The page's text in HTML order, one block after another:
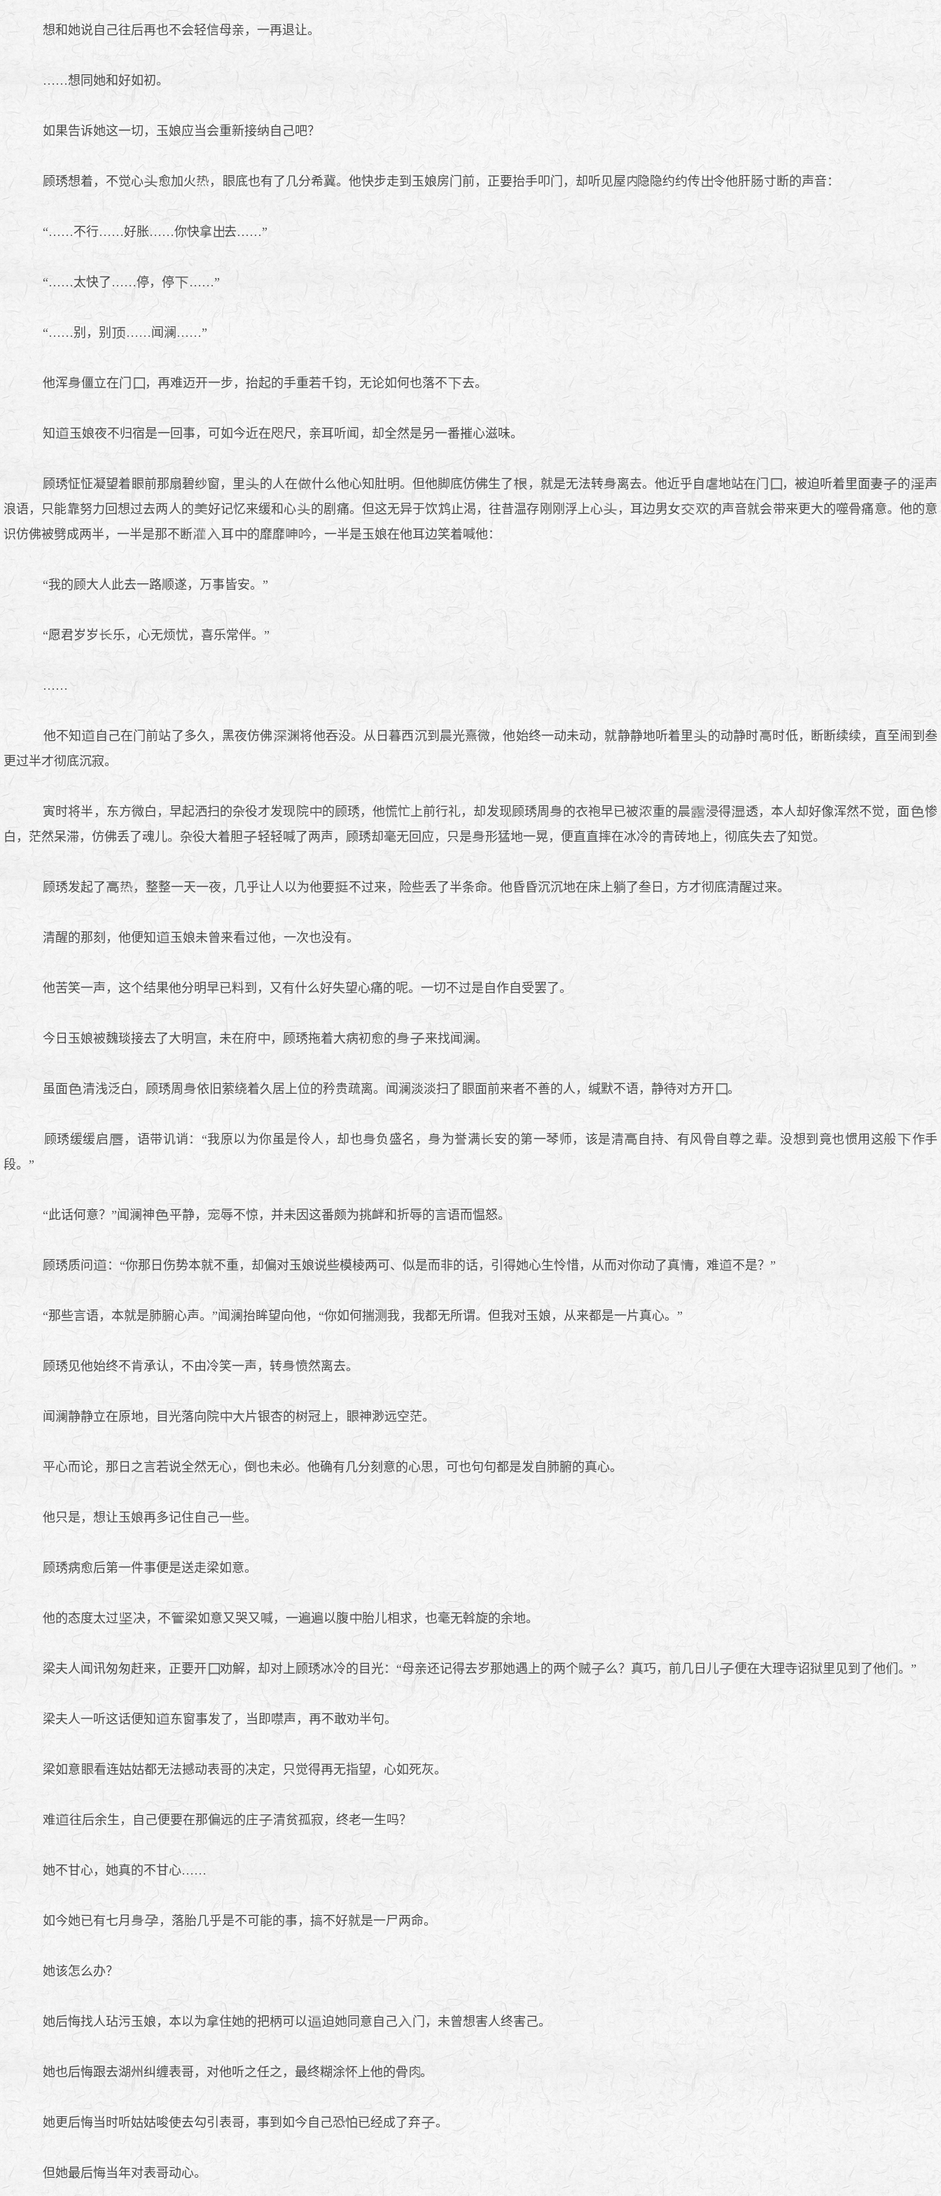
想和她说自己往后再也不会轻信母亲，一再退让。
……想同她和好如初。
如果告诉她这一切，玉娘应当会重新接纳自己吧？
顾琇想着，不觉心 愈加火 ， 底也有了几分希冀。他快步走到玉娘房门前，正要抬手叩门，却听见屋 隐隐约约传 令他肝 寸断的声音：
“……不行……好胀……你快拿 去……”
“……太快了……停，停 ……”
“……别，别 ……闻澜……”
他浑 僵立在门 ，再难迈开一步，抬起的手重若千钧，无论如何也落不 去。
知 玉娘夜不归宿是一回事，可如今近在咫尺，亲耳听闻，却全然是另一番摧心滋味。
顾琇怔怔凝望着 前那扇碧纱窗，里 的人在 什么他心知肚明。但他脚底仿佛生了 ，就是无法转 离去。他近乎自 地站在门 ，被迫听着里面妻 的
声
浪语，只能靠努力回想过去两人的
好记忆来缓和心 的剧痛。但这无异于饮鸩止渴，往昔温存刚刚浮上心 ，耳边男女
的声音就会带来更大的噬骨痛意。他的意
识仿佛被劈成两半，一半是那不断
耳 的靡靡 ，一半是玉娘在他耳边笑着喊他：
“我的顾大人此去一路顺遂，万事皆安。”
“愿君岁岁 乐，心无烦忧，喜乐常伴。”
……
他不知 自己在门前站了多久，黑夜仿佛 渊将他吞没。从日暮西沉到晨光熹微，他始终一动未动，就静静地听着里 的动静时
时低，断断续续，直至闹到叁
更过半才彻底沉寂。
寅时将半，东方微白，早起洒扫的杂役才发现院 的顾琇，他慌忙上前行礼，却发现顾琇周 的衣袍早已被 重的晨 浸得 透，本人却好像浑然不觉，面
惨
白，茫然呆滞，仿佛丢了魂儿。杂役大着胆
轻轻喊了两声，顾琇却毫无回应，只是 形猛地一晃，便直直摔在冰冷的青砖地上，彻底失去了知觉。
顾琇发起了 ，整整一天一夜，几乎让人以为他要 不过来，险些丢了半条命。他昏昏沉沉地在床上躺了叁日，方才彻底清醒过来。
清醒的那刻，他便知 玉娘未曾来看过他，一次也没有。
他苦笑一声，这个结果他分明早已料到，又有什么好失望心痛的呢。一切不过是自作自受罢了。
今日玉娘被魏琰接去了大明 ，未在府 ，顾琇拖着大病初愈的 来找闻澜。
虽面 清浅泛白，顾琇周 依旧萦绕着久居上位的矜贵疏离。闻澜淡淡扫了 面前来者不善的人，缄默不语，静待对方开 。
顾琇缓缓启 ，语带讥诮：“我原以为你虽是伶人，却也 负盛名， 为誉满 安的第一琴师，该是清 自持、有风骨自尊之辈。没想到竟也惯用这般
作手
段。”
“此话何意？”闻澜神 平静， 辱不惊，并未因这番颇为挑衅和折辱的言语而愠怒。
顾琇质问 ：“你那日伤势本就不重，却偏对玉娘说些模棱两可、似是而非的话，引得她心生怜惜，从而对你动了真 ，难 不是？”
“那些言语，本就是肺腑心声。”闻澜抬眸望向他，“你如何揣测我，我都无所谓。但我对玉娘，从来都是一片真心。”
顾琇见他始终不肯承认，不由冷笑一声，转 愤然离去。
闻澜静静立在原地，目光落向院 大片银杏的树冠上， 神渺远空茫。
平心而论，那日之言若说全然无心，倒也未必。他确有几分刻意的心思，可也句句都是发自肺腑的真心。
他只是，想让玉娘再多记住自己一些。
顾琇病愈后第一件事便是送走梁如意。
他的态度太过 决，不 梁如意又哭又喊，一遍遍以腹 胎儿相求，也毫无斡旋的余地。
梁夫人闻讯匆匆赶来，正要开 劝解，却对上顾琇冰冷的目光：“母亲还记得去岁那她遇上的两个贼 么？真巧，前几日儿 便在大理寺诏狱里见到了他们。”
梁夫人一听这话便知 东窗事发了，当即噤声，再不敢劝半句。
梁如意 看连姑姑都无法撼动表哥的决定，只觉得再无指望，心如死灰。
难 往后余生，自己便要在那偏远的庄 清贫孤寂，终老一生吗？
她不甘心，她真的不甘心……
如今她已有七月 ，落胎几乎是不可能的事，搞不好就是一尸两命。
她该怎么办？
她后悔找人玷污玉娘，本以为拿住她的把柄可以 迫她同意自己 门，未曾想害人终害己。
她也后悔跟去湖州纠缠表哥，对他听之任之，最终糊涂怀上他的骨 。
她更后悔当时听姑姑唆使去勾引表哥，事到如今自己恐怕已经成了弃 。
但她最后悔当年对表哥动心。